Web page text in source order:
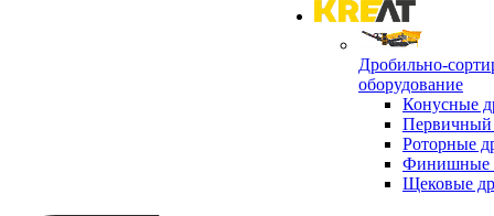
Дробильно-
оборудование
Конусные
Первичный
Роторные
Финишные
Щековые